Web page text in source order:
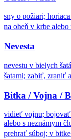
sny o požiari;
na oheň v krbe
Nevesta
nevestu v bielych
šatami; zabiť, zraniť
Bitka / Vojna /
vidieť vojnu; bojovať
alebo s neznámym
prehrať súboj; v